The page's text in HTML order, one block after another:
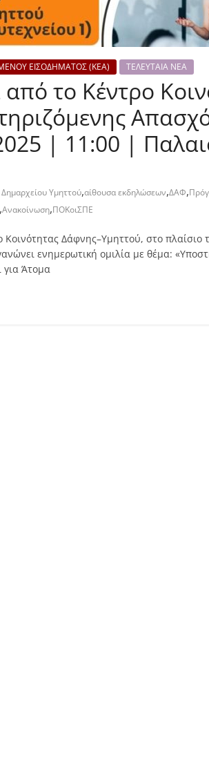
ΕΙΣΟΔΗΜΑΤΟΣ (ΚΕΑ) ΤΕΛΕΥΤΑΙΑ ΝΕΑ
το Κέντρο
| 11:00 |
Υμηττού,αίθουσα εκδηλώσεων,ΔΑΦ,
,Ανακοίνωση,ΠΟΚοιΣΠΕ
Δάφνης–Υμηττού, στο πλαίσιο
ενημερωτική ομιλία με θέμα:
για Άτομα